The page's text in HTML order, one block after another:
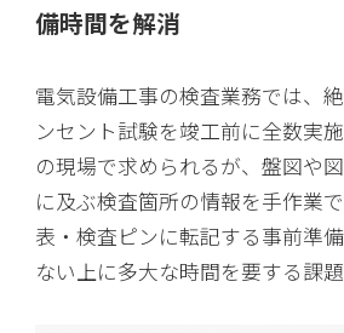
備時間を解消
電気設備工事の検査業務では、
ンセント試験を竣工前に全数実
の現場で求められるが、盤図や
に及ぶ検査箇所の情報を手作業
表・検査ピンに転記する事前準
ない上に多大な時間を要する課題